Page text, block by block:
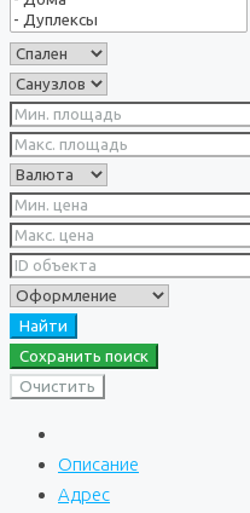
Найти
Сохранить поиск
Очистить
Описание
Адрес